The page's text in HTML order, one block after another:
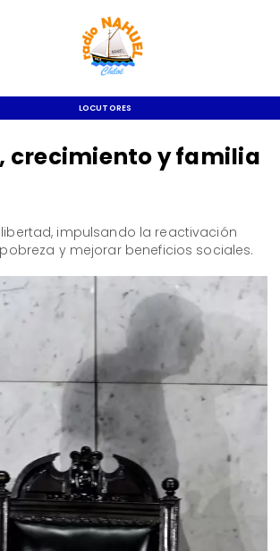
LOCUTORES
crecimiento y familia
impulsando la reactivación
y mejorar beneficios sociales.